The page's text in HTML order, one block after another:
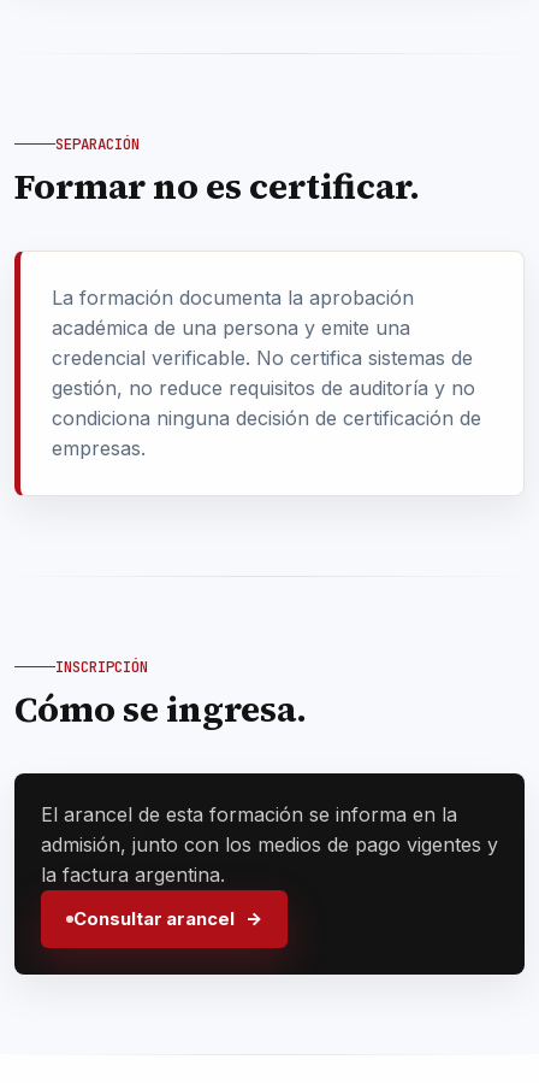
SEPARACIÓN
Formar no es certificar.
La formación documenta la aprobación
académica de una persona y emite una
credencial verificable. No certifica sistemas de
gestión, no reduce requisitos de auditoría y no
condiciona ninguna decisión de certificación de
empresas.
INSCRIPCIÓN
Cómo se ingresa.
El arancel de esta formación se informa en la
admisión, junto con los medios de pago vigentes y
la factura argentina.
Consultar arancel